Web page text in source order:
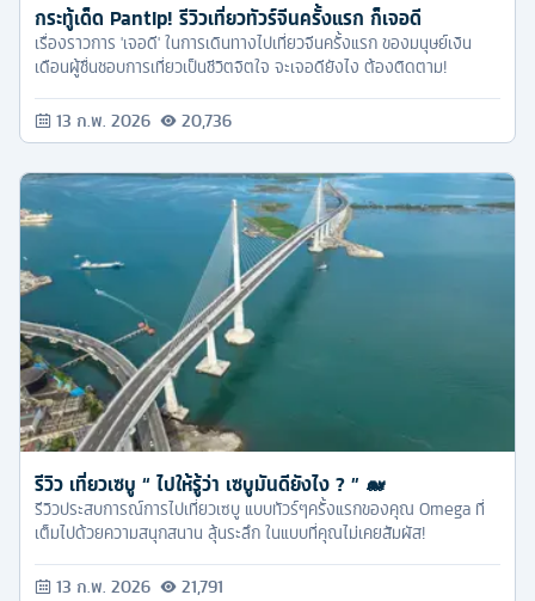
กระทู้เด็ด Pantip! รีวิวเที่ยวทัวร์จีนครั้งแรก ก็เจอดี
เรื่องราวการ 'เจอดี' ในการเดินทางไปเที่ยวจีนครั้งแรก ของมนุษย์เงิน
เดือนผู้ชื่นชอบการเที่ยวเป็นชีวิตจิตใจ จะเจอดียังไง ต้องติดตาม!
13 ก.พ. 2026 20,736
รีวิว เที่ยวเซบู “ ไปให้รู้ว่า เซบูมันดียังไง ? ” 🐋
รีวิวประสบการณ์การไปเที่ยวเซบู แบบทัวร์ๆครั้งแรกของคุณ Omega ที่
เต็มไปด้วยความสนุกสนาน ลุ้นระลึก ในแบบที่คุณไม่เคยสัมผัส!
13 ก.พ. 2026 21,791